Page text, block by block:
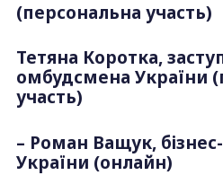
(персональна участь)
Тетяна Коротка,
омбудсмена України
участь)
– Роман Ващук,
України (онлайн)